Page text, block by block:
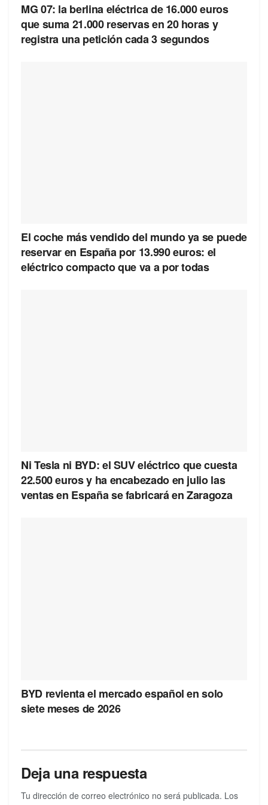
MG 07: la berlina eléctrica de 16.000 euros
que suma 21.000 reservas en 20 horas y
registra una petición cada 3 segundos
El coche más vendido del mundo ya se puede
reservar en España por 13.990 euros: el
eléctrico compacto que va a por todas
Ni Tesla ni BYD: el SUV eléctrico que cuesta
22.500 euros y ha encabezado en julio las
ventas en España se fabricará en Zaragoza
BYD revienta el mercado español en solo
siete meses de 2026
Deja una respuesta
Tu dirección de correo electrónico no será publicada. Los